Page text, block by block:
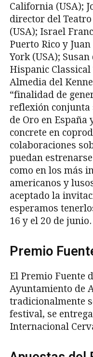
California (USA);
director del
(USA); Israel
Puerto Rico y
York (USA);
Hispanic
Almedia del
“finalidad de
reflexión conjunta
de Oro en España
concrete en
colaboraciones
puedan
como en los más
americanos y
aceptado la
esperamos
16 y el 20 de junio.
Premio
El Premio Fuente
Ayuntamiento de
tradicionalmente
festival, se
Internacional